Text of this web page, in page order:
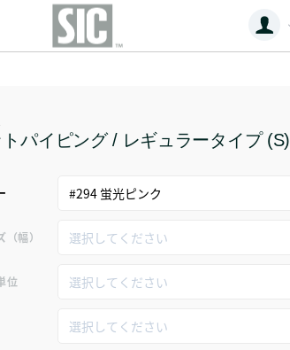
パイピング / レギュラータイプ (S)
（幅）
位